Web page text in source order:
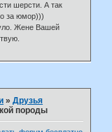
шерсти. А так
за юмор)))
Жене Вашей
»Друзья
породы